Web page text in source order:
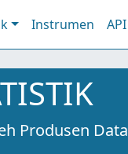
Instrumen API
Produsen Data